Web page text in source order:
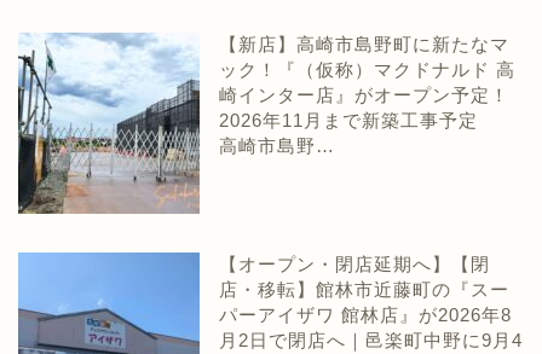
【新店】高崎市島野町に新たなマ
ック！『（仮称）マクドナルド 高
崎インター店』がオープン予定！
2026年11月まで新築工事予定
高崎市島野…
【オープン・閉店延期へ】【閉
店・移転】館林市近藤町の『スー
パーアイザワ 館林店』が2026年8
月2日で閉店へ｜邑楽町中野に9月4